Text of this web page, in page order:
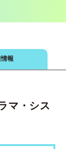
報
マ・シス